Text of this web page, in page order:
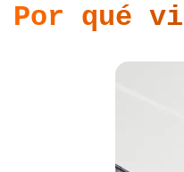
Liechtenstein
Macedonia del
Por qué